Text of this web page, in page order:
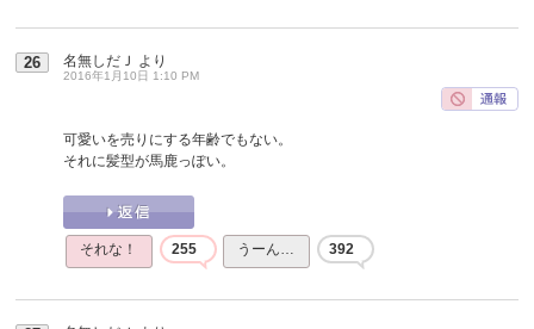
26 名無しだＪ より
2016年1月10日 1:10 PM
可愛いを売りにする年齢でもない。
それに髪型が馬鹿っぽい。
それな！ 255 うーん… 392